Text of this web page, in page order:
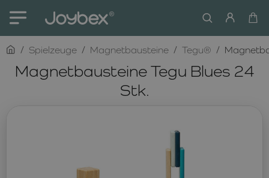
Magnetbausteine Tegu Blues 24
Stk.
homeSpielzeuge Magnetbausteine Tegu®